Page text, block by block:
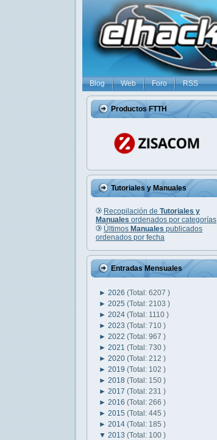
Blog Web Foro RSS
Productos FTTH
Tutoriales y Manuales
Recopilación de Tutoriales y
Manuales ordenados por categorías
Últimos Manuales publicados
ordenados por fecha
Entradas Mensuales
► 2026 (Total: 6207 )
► 2025 (Total: 2103 )
► 2024 (Total: 1110 )
► 2023 (Total: 710 )
► 2022 (Total: 967 )
► 2021 (Total: 730 )
► 2020 (Total: 212 )
► 2019 (Total: 102 )
► 2018 (Total: 150 )
► 2017 (Total: 231 )
► 2016 (Total: 266 )
► 2015 (Total: 445 )
► 2014 (Total: 185 )
▼ 2013 (Total: 100 )